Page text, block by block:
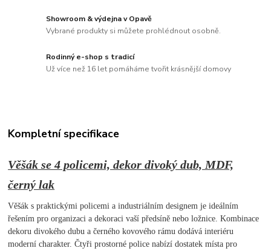
Showroom & výdejna v Opavě
Vybrané produkty si můžete prohlédnout osobně.
Rodinný e-shop s tradicí
Už více než 16 let pomáháme tvořit krásnější domovy
Kompletní specifikace
Věšák se 4 policemi, dekor divoký dub, MDF,
černý lak
Věšák s praktickými policemi a industriálním designem je ideálním
řešením pro organizaci a dekoraci vaší předsíně nebo ložnice. Kombinace
dekoru divokého dubu a černého kovového rámu dodává interiéru
moderní charakter. Čtyři prostorné police nabízí dostatek místa pro